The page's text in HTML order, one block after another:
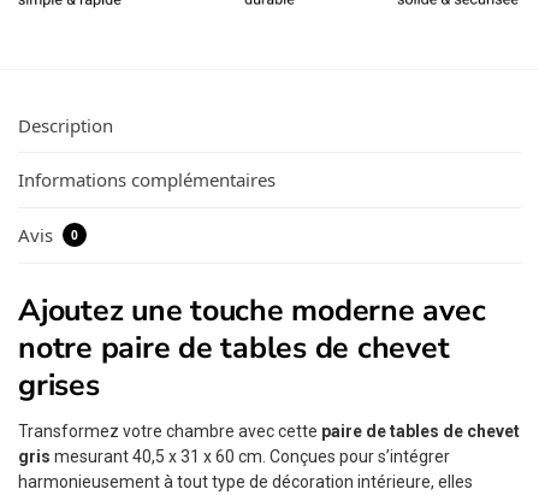
Description
Informations complémentaires
Avis 0
Ajoutez une touche moderne avec
notre paire de tables de chevet
grises
Transformez votre chambre avec cette paire de tables de chevet
gris mesurant 40,5 x 31 x 60 cm. Conçues pour s’intégrer
harmonieusement à tout type de décoration intérieure, elles